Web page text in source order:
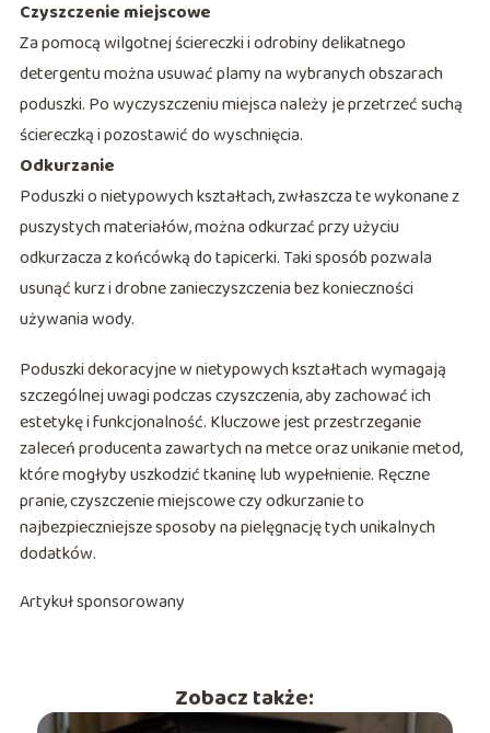
Czyszczenie miejscowe
Za pomocą wilgotnej ściereczki i odrobiny delikatnego
detergentu można usuwać plamy na wybranych obszarach
poduszki. Po wyczyszczeniu miejsca należy je przetrzeć suchą
ściereczką i pozostawić do wyschnięcia.
Odkurzanie
Poduszki o nietypowych kształtach, zwłaszcza te wykonane z
puszystych materiałów, można odkurzać przy użyciu
odkurzacza z końcówką do tapicerki. Taki sposób pozwala
usunąć kurz i drobne zanieczyszczenia bez konieczności
używania wody.
Poduszki dekoracyjne w nietypowych kształtach wymagają
szczególnej uwagi podczas czyszczenia, aby zachować ich
estetykę i funkcjonalność. Kluczowe jest przestrzeganie
zaleceń producenta zawartych na metce oraz unikanie metod,
które mogłyby uszkodzić tkaninę lub wypełnienie. Ręczne
pranie, czyszczenie miejscowe czy odkurzanie to
najbezpieczniejsze sposoby na pielęgnację tych unikalnych
dodatków.
Artykuł sponsorowany
Zobacz także: